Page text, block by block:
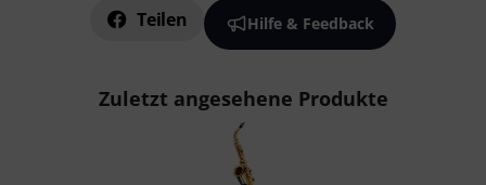
Teilen Hilfe & Feedback
Zuletzt angesehene Produkte